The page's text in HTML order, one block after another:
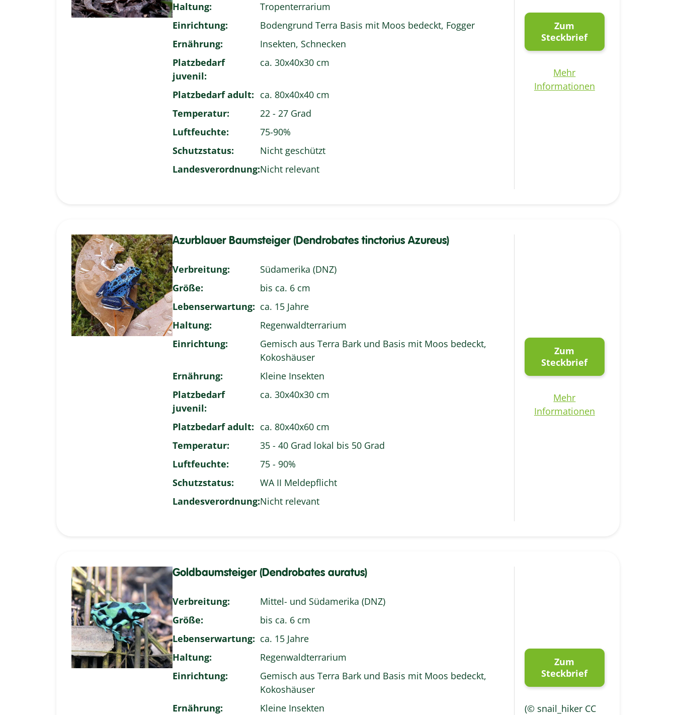
Haltung:
Tropenterrarium
Einrichtung:
Bodengrund Terra Basis mit Moos bedeckt, Fogger
Ernährung:
Insekten, Schnecken
Platzbedarf
juvenil:
ca. 30x40x30 cm
Platzbedarf adult: ca. 80x40x40 cm
Temperatur:
22 - 27 Grad
Luftfeuchte:
75-90%
Schutzstatus:
Nicht geschützt
Landesverordnung:Nicht relevant
Zum
Steckbrief
Mehr
Informationen
Azurblauer Baumsteiger (Dendrobates tinctorius Azureus)
Verbreitung:
Südamerika (DNZ)
Größe:
bis ca. 6 cm
Lebenserwartung: ca. 15 Jahre
Haltung:
Regenwaldterrarium
Einrichtung:
Gemisch aus Terra Bark und Basis mit Moos bedeckt,
Kokoshäuser
Ernährung:
Kleine Insekten
Platzbedarf
juvenil:
ca. 30x40x30 cm
Platzbedarf adult: ca. 80x40x60 cm
Temperatur:
35 - 40 Grad lokal bis 50 Grad
Luftfeuchte:
75 - 90%
Schutzstatus:
WA II Meldepflicht
Landesverordnung:Nicht relevant
Zum
Steckbrief
Mehr
Informationen
Goldbaumsteiger (Dendrobates auratus)
Verbreitung:
Mittel- und Südamerika (DNZ)
Größe:
bis ca. 6 cm
Lebenserwartung: ca. 15 Jahre
Haltung:
Regenwaldterrarium
Einrichtung:
Gemisch aus Terra Bark und Basis mit Moos bedeckt,
Kokoshäuser
Ernährung:
Kleine Insekten
Zum
Steckbrief
(© snail_hiker CC